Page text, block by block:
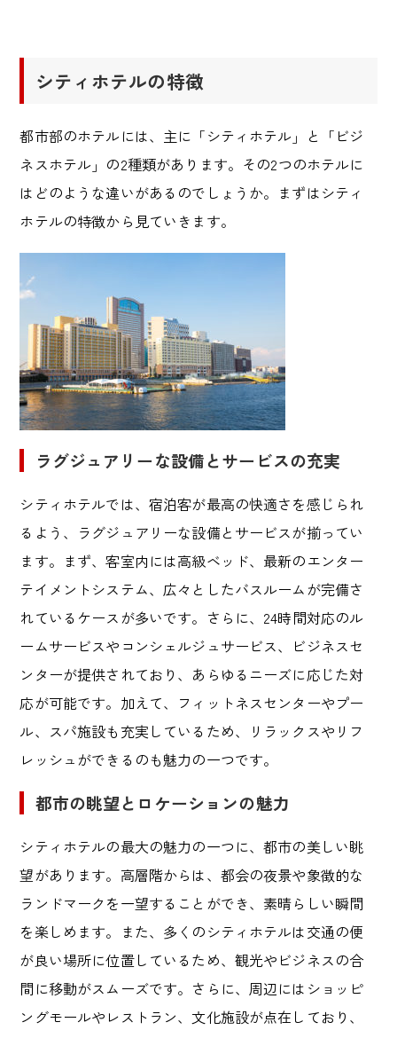
シティホテルの特徴
都市部のホテルには、主に「シティホテル」と「ビジ
ネスホテル」の2種類があります。その2つのホテルに
はどのような違いがあるのでしょうか。まずはシティ
ホテルの特徴から見ていきます。
ラグジュアリーな設備とサービスの充実
シティホテルでは、宿泊客が最高の快適さを感じられ
るよう、ラグジュアリーな設備とサービスが揃ってい
ます。まず、客室内には高級ベッド、最新のエンター
テイメントシステム、広々としたバスルームが完備さ
れているケースが多いです。さらに、 24時間対応のル
ームサービスやコンシェルジュサービス、ビジネスセ
ンターが提供されており、あらゆるニーズに応じた対
応が可能です。加えて、フィットネスセンターやプー
ル、スパ施設も充実しているため、リラックスやリフ
レッシュができるのも魅力の一つです。
都市の眺望とロケーションの魅力
シティホテルの最大の魅力の一つに、都市の美しい眺
望があります。高層階からは、都会の夜景や象徴的な
ランドマークを一望することができ、素晴らしい瞬間
を楽しめます。また、多くのシティホテルは交通の便
が良い場所に位置しているため、観光やビジネスの合
間に移動がスムーズです。さらに、周辺にはショッピ
ングモールやレストラン、文化施設が点在しており、